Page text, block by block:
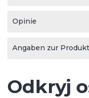
Opinie
Angaben zur
Odkryj